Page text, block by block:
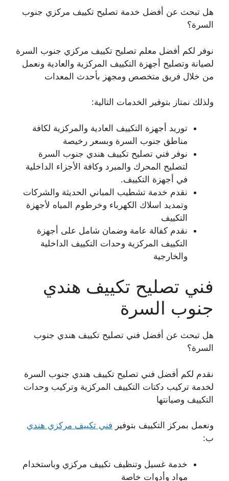
هل تبحث عن أفضل خدمة تصليح تكييف مركزي جنوب
السرة؟
نوفر لكم أفضل معلم تصليح تكييف مركزي جنوب السرة
لصيانة وتصليح أجهزة التكييف المركزية والعادية ونعمل
من خلال فريق متخصص ومجهز بأحدث المعدات
ولذلك نمتاز بتوفير الخدمات التالية:
توريد أجهزة التكييف العادية والمركزية لكافة
مناطق جنوب السرة وبسعر رخيصة
نوفر فني تصليح تكييف هندي جنوب السرة
لتصليح المحرك والمبرد وكافة الأجزاء الداخلية
في أجهزة التكييف.
نقدم خدمة تشطيب المباني الحديثة والشركات
وتمديد اسلاك الكهرباء وخرطوم المياه لأجهزة
التكييف
نقدم كفالة عامة وضمان شامل على أجهزة
التكييف المركزية وحدات التكييف الداخلية
والخارجية
فني تصليح تكييف هندي
جنوب السرة
هل تبحث عن أفضل فني تصليح تكييف هندي جنوب
السرة؟
نقدم لكم أفضل فني تصليح تكييف هندي جنوب السرة
لخدمة تركيب دكتات التكييف المركزية وتركيب وحدات
التكييف وصيانتها
ونعمل بمركز التكييف بتوفير فني تكييف مركزي هندي
ب:
خدمة غسيل وتنظيف تكييف مركزي وباستخدام
مواد وأدوات خاصة